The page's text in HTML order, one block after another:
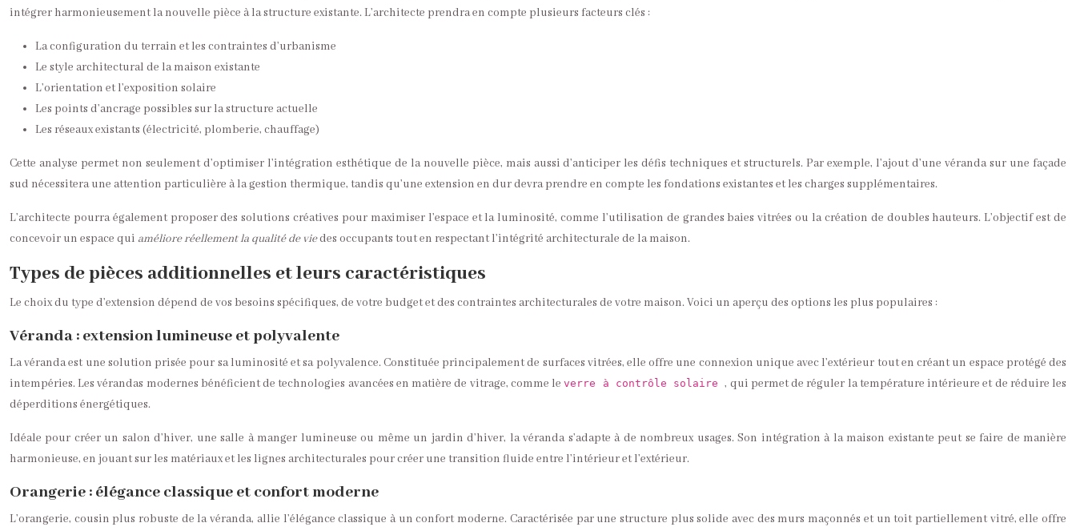
intégrer harmonieusement la nouvelle pièce à la structure existante. L’architecte prendra en compte plusieurs facteurs clés :
La configuration du terrain et les contraintes d’urbanisme
Le style architectural de la maison existante
L’orientation et l’exposition solaire
Les points d’ancrage possibles sur la structure actuelle
Les réseaux existants (électricité, plomberie, chauffage)
Cette analyse permet non seulement d’optimiser l’intégration esthétique de la nouvelle pièce, mais aussi d’anticiper les défis techniques et structurels. Par exemple, l’ajout d’une véranda sur une façade
sud nécessitera une attention particulière à la gestion thermique, tandis qu’une extension en dur devra prendre en compte les fondations existantes et les charges supplémentaires.
L’architecte pourra également proposer des solutions créatives pour maximiser l’espace et la luminosité, comme l’utilisation de grandes baies vitrées ou la création de doubles hauteurs. L’objectif est de
concevoir un espace qui améliore réellement la qualité de viedes occupants tout en respectant l’intégrité architecturale de la maison.
Types de pièces additionnelles et leurs caractéristiques
Le choix du type d’extension dépend de vos besoins spécifiques, de votre budget et des contraintes architecturales de votre maison. Voici un aperçu des options les plus populaires :
Véranda : extension lumineuse et polyvalente
La véranda est une solution prisée pour sa luminosité et sa polyvalence. Constituée principalement de surfaces vitrées, elle offre une connexion unique avec l’extérieur tout en créant un espace protégé des
intempéries. Les vérandas modernes bénéficient de technologies avancées en matière de vitrage, comme leverre à contrôle solaire, qui permet de réguler la température intérieure et de réduire les
déperditions énergétiques.
Idéale pour créer un salon d’hiver, une salle à manger lumineuse ou même un jardin d’hiver, la véranda s’adapte à de nombreux usages. Son intégration à la maison existante peut se faire de manière
harmonieuse, en jouant sur les matériaux et les lignes architecturales pour créer une transition fluide entre l’intérieur et l’extérieur.
Orangerie : élégance classique et confort moderne
L’orangerie, cousin plus robuste de la véranda, allie l’élégance classique à un confort moderne. Caractérisée par une structure plus solide avec des murs maçonnés et un toit partiellement vitré, elle offre